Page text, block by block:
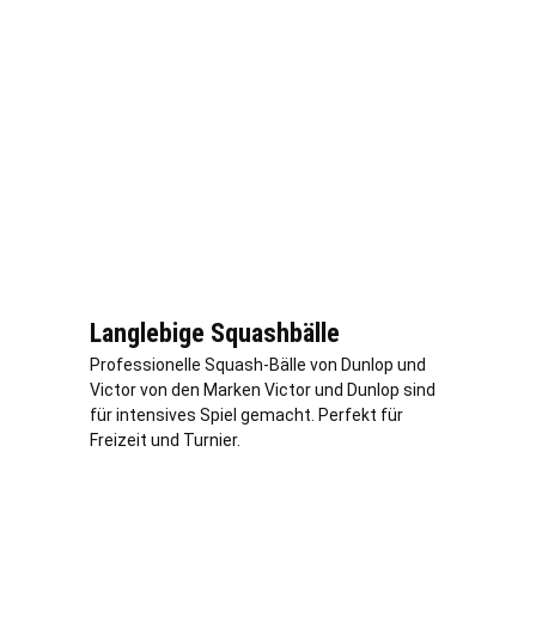
Langlebige Squashbälle
Professionelle Squash-Bälle von Dunlop und
Victor von den Marken Victor und Dunlop sind
für intensives Spiel gemacht. Perfekt für
Freizeit und Turnier.